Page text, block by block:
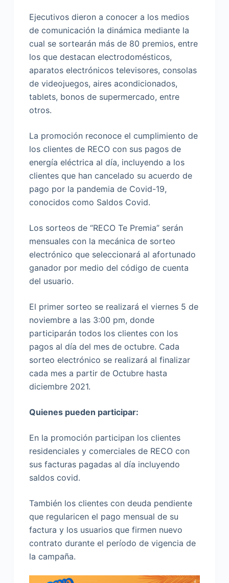
Ejecutivos dieron a conocer a los medios
de comunicación la dinámica mediante la
cual se sortearán más de 80 premios, entre
los que destacan electrodomésticos,
aparatos electrónicos televisores, consolas
de videojuegos, aires acondicionados,
tablets, bonos de supermercado, entre
otros.
La promoción reconoce el cumplimiento de
los clientes de RECO con sus pagos de
energía eléctrica al día, incluyendo a los
clientes que han cancelado su acuerdo de
pago por la pandemia de Covid-19,
conocidos como Saldos Covid.
Los sorteos de “RECO Te Premia” serán
mensuales con la mecánica de sorteo
electrónico que seleccionará al afortunado
ganador por medio del código de cuenta
del usuario.
El primer sorteo se realizará el viernes 5 de
noviembre a las 3:00 pm, donde
participarán todos los clientes con los
pagos al día del mes de octubre. Cada
sorteo electrónico se realizará al finalizar
cada mes a partir de Octubre hasta
diciembre 2021.
Quienes pueden participar:
En la promoción participan los clientes
residenciales y comerciales de RECO con
sus facturas pagadas al día incluyendo
saldos covid.
También los clientes con deuda pendiente
que regularicen el pago mensual de su
factura y los usuarios que firmen nuevo
contrato durante el período de vigencia de
la campaña.